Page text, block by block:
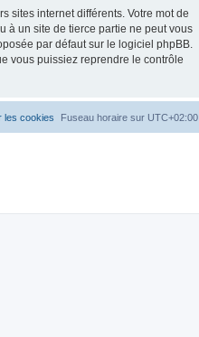
sites internet différents. Votre mot de
à un site de tierce partie ne peut vous
par défaut sur le logiciel phpBB.
vous puissiez reprendre le contrôle
Fuseau horaire sur UTC+02:00
les cookies